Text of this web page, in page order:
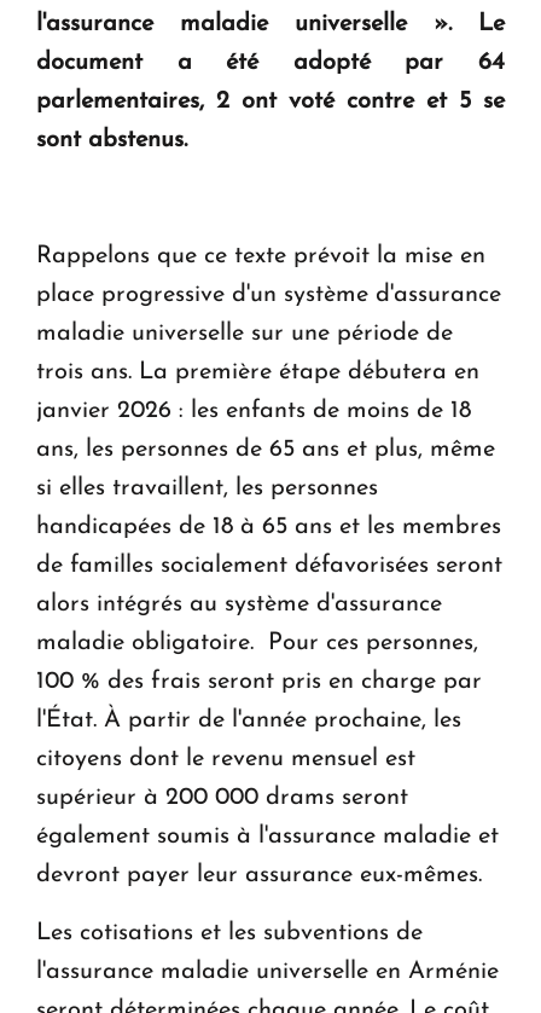
Le premier hôtel Hyatt Regency d'Arménie
l'assurance maladie universelle ». Le
document a été adopté par 64
parlementaires, 2 ont voté contre et 5 se
sont abstenus.
Rappelons que ce texte prévoit la mise en
place progressive d'un système d'assurance
maladie universelle sur une période de
trois ans. La première étape débutera en
janvier 2026 : les enfants de moins de 18
ans, les personnes de 65 ans et plus, même
si elles travaillent, les personnes
handicapées de 18 à 65 ans et les membres
de familles socialement défavorisées seront
alors intégrés au système d'assurance
maladie obligatoire. Pour ces personnes,
100 % des frais seront pris en charge par
l'État. À partir de l'année prochaine, les
citoyens dont le revenu mensuel est
supérieur à 200 000 drams seront
également soumis à l'assurance maladie et
devront payer leur assurance eux-mêmes.
Les cotisations et les subventions de
l'assurance maladie universelle en Arménie